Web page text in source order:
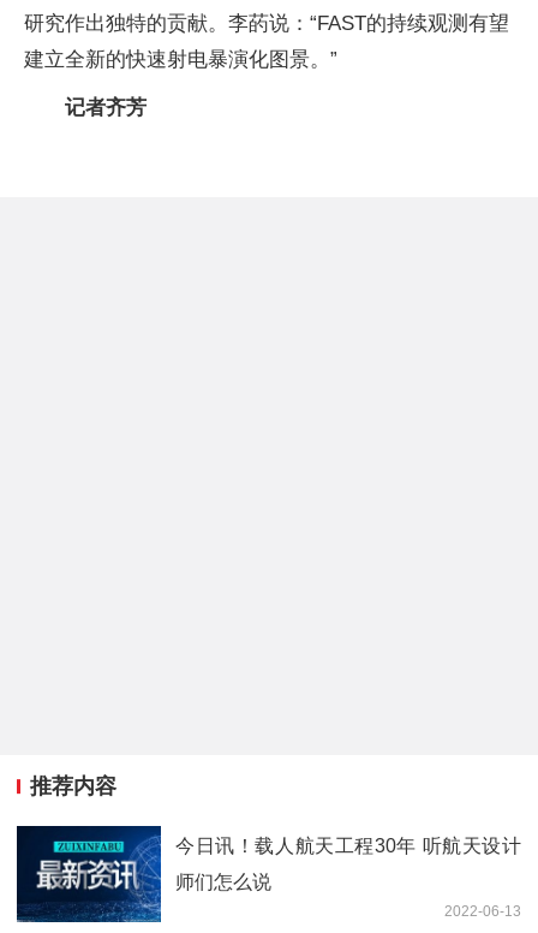
研究作出独特的贡献。李菂说：“FAST的持续观测有望
建立全新的快速射电暴演化图景。”
记者齐芳
推荐内容
今日讯！载人航天工程30年 听航天设计
师们怎么说
2022-06-13